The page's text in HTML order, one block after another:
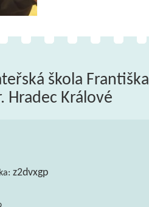
škola Františka
Hradec Králové
z2dvxgp